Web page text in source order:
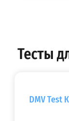
Тесты
DMV